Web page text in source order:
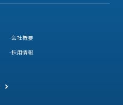
会社概要
採用情報